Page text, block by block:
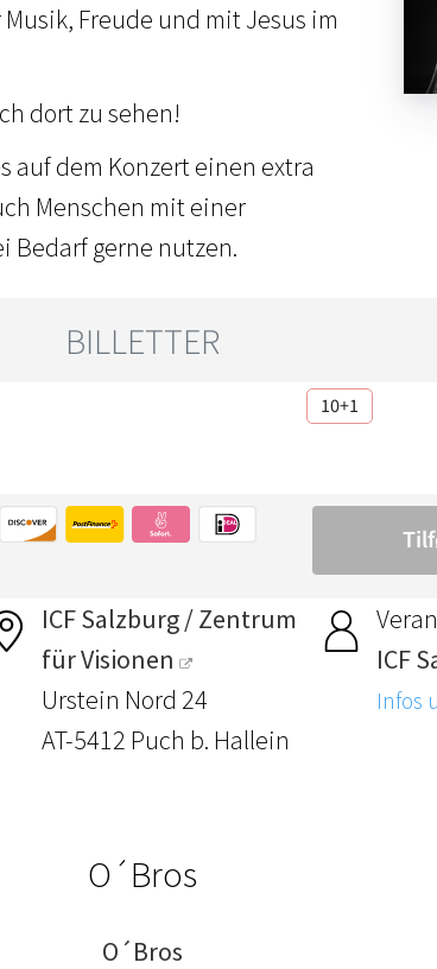
Freude und mit Jesus im
dort zu sehen!
auf dem Konzert einen extra
Menschen mit einer
Bedarf gerne nutzen.
ICF Salzburg / Zentrum
für Visionen
Urstein Nord 24
AT-5412 Puch b. Hallein
ICF
Infos
O´Bros
O´Bros